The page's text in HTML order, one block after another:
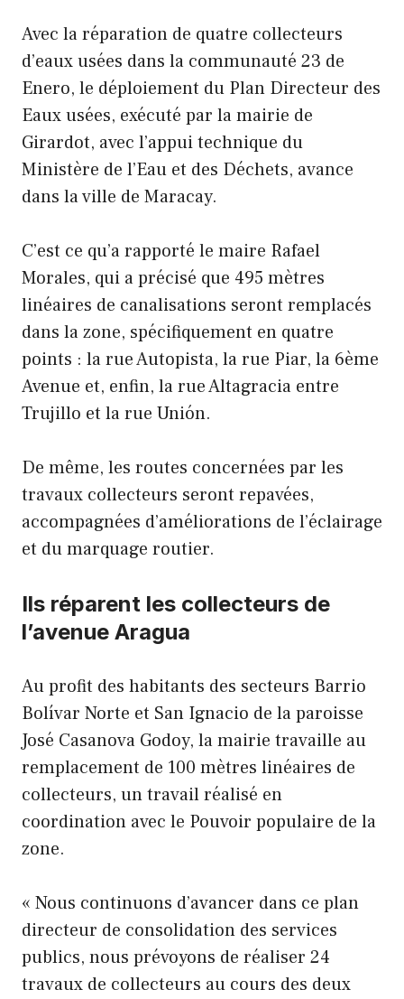
Avec la réparation de quatre collecteurs
d’eaux usées dans la communauté 23 de
Enero, le déploiement du Plan Directeur des
Eaux usées, exécuté par la mairie de
Girardot, avec l’appui technique du
Ministère de l’Eau et des Déchets, avance
dans la ville de Maracay.
C’est ce qu’a rapporté le maire Rafael
Morales, qui a précisé que 495 mètres
linéaires de canalisations seront remplacés
dans la zone, spécifiquement en quatre
points : la rue Autopista, la rue Piar, la 6ème
Avenue et, enfin, la rue Altagracia entre
Trujillo et la rue Unión.
De même, les routes concernées par les
travaux collecteurs seront repavées,
accompagnées d’améliorations de l’éclairage
et du marquage routier.
Ils réparent les collecteurs de
l’avenue Aragua
Au profit des habitants des secteurs Barrio
Bolívar Norte et San Ignacio de la paroisse
José Casanova Godoy, la mairie travaille au
remplacement de 100 mètres linéaires de
collecteurs, un travail réalisé en
coordination avec le Pouvoir populaire de la
zone.
« Nous continuons d’avancer dans ce plan
directeur de consolidation des services
publics, nous prévoyons de réaliser 24
travaux de collecteurs au cours des deux